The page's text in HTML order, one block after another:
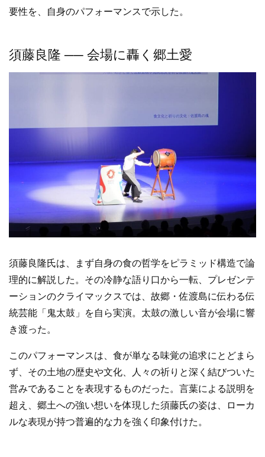
要性を、自身のパフォーマンスで示した。
須藤良隆 ── 会場に轟く郷土愛
須藤良隆氏は、まず自身の食の哲学をピラミッド構造で論
理的に解説した。その冷静な語り口から一転、プレゼンテ
ーションのクライマックスでは、故郷・佐渡島に伝わる伝
統芸能「鬼太鼓」を自ら実演。太鼓の激しい音が会場に響
き渡った。
このパフォーマンスは、食が単なる味覚の追求にとどまら
ず、その土地の歴史や文化、人々の祈りと深く結びついた
営みであることを表現するものだった。言葉による説明を
超え、郷土への強い想いを体現した須藤氏の姿は、ローカ
ルな表現が持つ普遍的な力を強く印象付けた。